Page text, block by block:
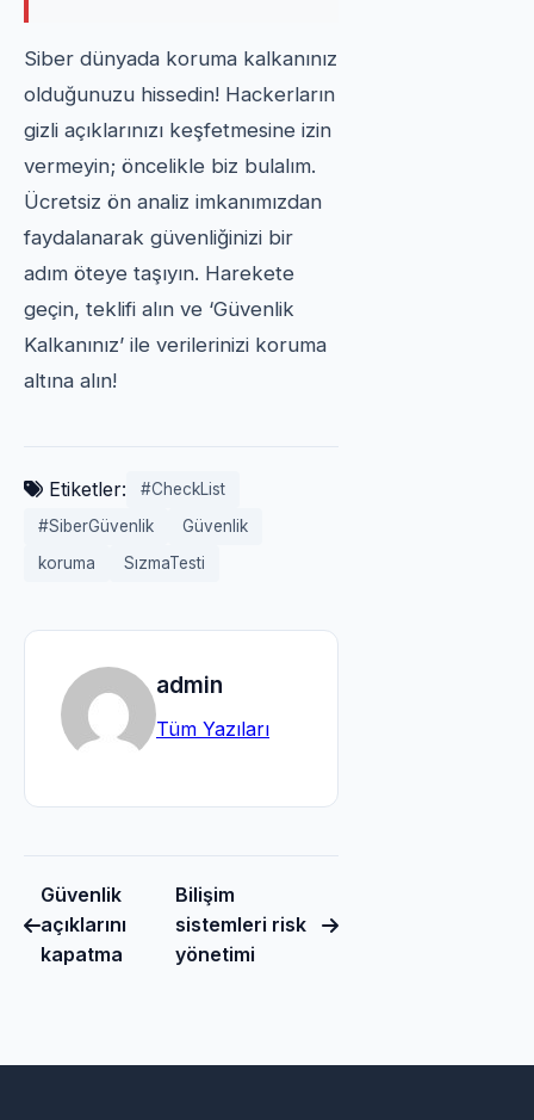
Siber dünyada koruma kalkanınız
olduğunuzu hissedin! Hackerların
gizli açıklarınızı keşfetmesine izin
vermeyin; öncelikle biz bulalım.
Ücretsiz ön analiz imkanımızdan
faydalanarak güvenliğinizi bir
adım öteye taşıyın. Harekete
geçin, teklifi alın ve ‘Güvenlik
Kalkanınız’ ile verilerinizi koruma
altına alın!
Etiketler:
#CheckList
#SiberGüvenlik
Güvenlik
koruma
SızmaTesti
admin
Tüm Yazıları
Güvenlik
açıklarını
kapatma
Bilişim
sistemleri risk
yönetimi